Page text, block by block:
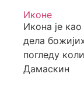
Иконе
Икона је
дела
погледу
Дамаскин